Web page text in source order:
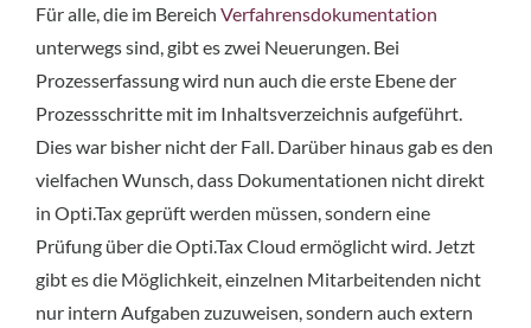
Für alle, die im Bereich Verfahrensdokumentation
unterwegs sind, gibt es zwei Neuerungen. Bei
Prozesserfassung wird nun auch die erste Ebene der
Prozessschritte mit im Inhaltsverzeichnis aufgeführt.
Dies war bisher nicht der Fall. Darüber hinaus gab es den
vielfachen Wunsch, dass Dokumentationen nicht direkt
in Opti.Tax geprüft werden müssen, sondern eine
Prüfung über die Opti.Tax Cloud ermöglicht wird. Jetzt
gibt es die Möglichkeit, einzelnen Mitarbeitenden nicht
nur intern Aufgaben zuzuweisen, sondern auch extern